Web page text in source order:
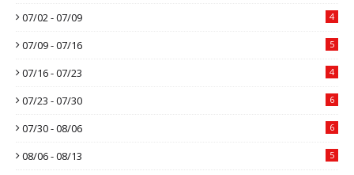
07/02 - 07/09 4
07/09 - 07/16 5
07/16 - 07/23 4
07/23 - 07/30 6
07/30 - 08/06 6
08/06 - 08/13 5